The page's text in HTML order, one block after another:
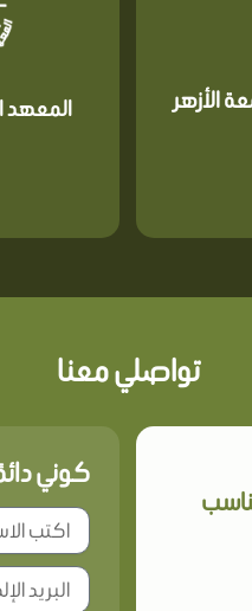
الأزهر
المعهد
تواصلي معنا
كوني